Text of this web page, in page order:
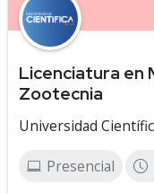
Licenciatura en
Zootecnia
Universidad
Presencial